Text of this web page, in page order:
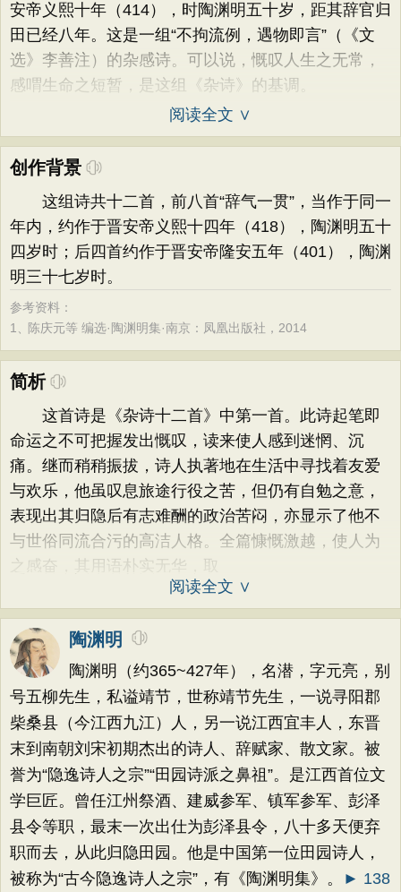
安帝义熙十年（414），时陶渊明五十岁，距其辞官归
田已经八年。这是一组“不拘流例，遇物即言”（《文
选》李善注）的杂感诗。可以说，慨叹人生之无常，
感喟生命之短暂，是这组《杂诗》的基调。
阅读全文 ∨
创作背景
这组诗共十二首，前八首“辞气一贯”，当作于同一
年内，约作于晋安帝义熙十四年（418），陶渊明五十
四岁时；后四首约作于晋安帝隆安五年（401），陶渊
明三十七岁时。
参考资料：
1、 陈庆元等 编选·陶渊明集·南京：凤凰出版社，2014
简析
这首诗是《杂诗十二首》中第一首。此诗起笔即
命运之不可把握发出慨叹，读来使人感到迷惘、沉
痛。继而稍稍振拔，诗人执著地在生活中寻找着友爱
与欢乐，他虽叹息旅途行役之苦，但仍有自勉之意，
表现出其归隐后有志难酬的政治苦闷，亦显示了他不
与世俗同流合污的高洁人格。全篇慷慨激越，使人为
之感奋，其用语朴实无华，取
阅读全文 ∨
陶渊明
陶渊明（约365~427年），名潜，字元亮，别
号五柳先生，私谥靖节，世称靖节先生，一说寻阳郡
柴桑县（今江西九江）人，另一说江西宜丰人，东晋
末到南朝刘宋初期杰出的诗人、辞赋家、散文家。被
誉为“隐逸诗人之宗”“田园诗派之鼻祖”。是江西首位文
学巨匠。曾任江州祭酒、建威参军、镇军参军、彭泽
县令等职，最末一次出仕为彭泽县令，八十多天便弃
职而去，从此归隐田园。他是中国第一位田园诗人，
被称为“古今隐逸诗人之宗”，有《陶渊明集》。
► 138